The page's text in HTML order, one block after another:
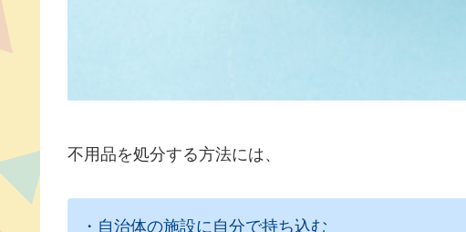
不用品を処分する方法には、
・自治体の施設に自分で持ち込む